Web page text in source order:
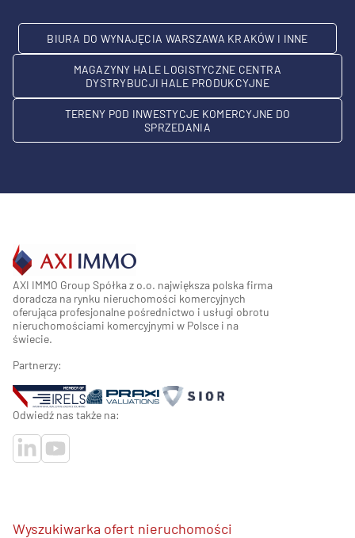
BIURA DO WYNAJĘCIA WARSZAWA KRAKÓW I INNE
MAGAZYNY HALE LOGISTYCZNE CENTRA
DYSTRYBUCJI HALE PRODUKCYJNE
TERENY POD INWESTYCJE KOMERCYJNE DO
SPRZEDANIA
AXI IMMO Group Spółka z o.o. największa polska firma
doradcza na rynku nieruchomości komercyjnych
oferująca profesjonalne pośrednictwo i usługi obrotu
nieruchomościami komercyjnymi w Polsce i na
świecie.
Partnerzy:
Odwiedź nas także na:
Wyszukiwarka ofert nieruchomości